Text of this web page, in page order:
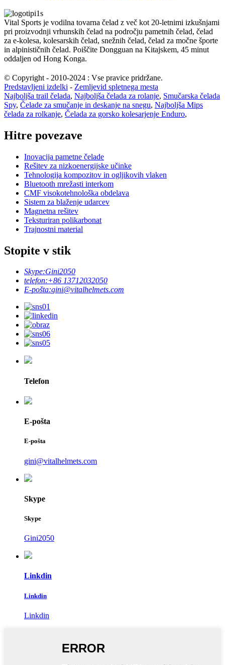
Vital Sports je vodilna tovarna čelad z več kot 20-letnimi izkušnjami
pri proizvodnji vrhunskih čelad na področju pametnih čelad, čelad
za e-kolesa, kolesarskih čelad, snežnih čelad, čelad za močne športe
in alpinističnih čelad. Poiščite Dongguan na Kitajskem, 45 minut
oddaljen od Hong Konga.
© Copyright - 2010-2024 : Vse pravice pridržane.
Predstavljeni izdelki - Zemljevid spletnega mesta
Najboljša trail čelada, Najboljša čelada za rolanje, Smučarska čelada
Spy, Čelade za smučanje in deskanje na snegu, Najboljša Mips
čelada za rolkanje, Čelada za gorsko kolesarjenje Enduro,
Hitre povezave
Inovacija pametne čelade
Rešitev za nizkoenergijske učinke
Tehnologija kompozitov in ogljikovih vlaken
Bluetooth mrežasti interkom
CMF visokotehnološka obdelava
Sistem za blaženje udarcev
Magnetna rešitev
Teksturiran polikarbonat
Trajnostni material
Stopite v stik
Skype:Gini2050
telefon:+86 13712032050
E-pošta:gini@vitalhelmets.com
Telefon
E-pošta
E-pošta
gini@vitalhelmets.com
Skype
Skype
Gini2050
Linkdin
Linkdin
Linkdin